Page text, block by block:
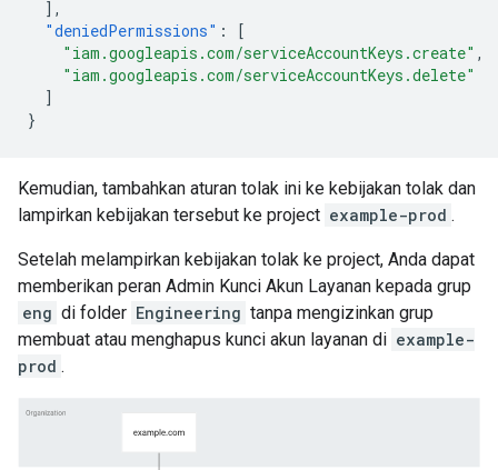
],
"deniedPermissions" :
[
"iam.googleapis.com/serviceAccountKeys.create" ,
"iam.googleapis.com/serviceAccountKeys.delete"
]
}
Kemudian, tambahkan aturan tolak ini ke kebijakan tolak dan
lampirkan kebijakan tersebut ke project example-prod .
Setelah melampirkan kebijakan tolak ke project, Anda dapat
memberikan peran Admin Kunci Akun Layanan kepada grup
eng di folder Engineering tanpa mengizinkan grup
membuat atau menghapus kunci akun layanan di example-
prod .